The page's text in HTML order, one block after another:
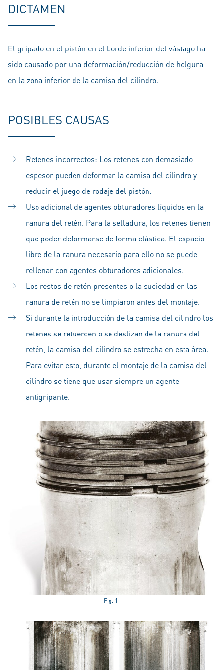
DICTAMEN
El gripado en el pistón en el borde inferior del vástago ha
sido causado por una deformación/reducción de holgura
en la zona inferior de la camisa del cilindro.
POSIBLES CAUSAS
Retenes incorrectos: Los retenes con demasiado
espesor pueden deformar la camisa del cilindro y
reducir el juego de rodaje del pistón.
Uso adicional de agentes obturadores líquidos en la
ranura del retén. Para la selladura, los retenes tienen
que poder deformarse de forma elástica. El espacio
libre de la ranura necesario para ello no se puede
rellenar con agentes obturadores adicionales.
Los restos de retén presentes o la suciedad en las
ranura de retén no se limpiaron antes del montaje.
Si durante la introducción de la camisa del cilindro los
retenes se retuercen o se deslizan de la ranura del
retén, la camisa del cilindro se estrecha en esta área.
Para evitar esto, durante el montaje de la camisa del
cilindro se tiene que usar siempre un agente
antigripante.
Fig. 1